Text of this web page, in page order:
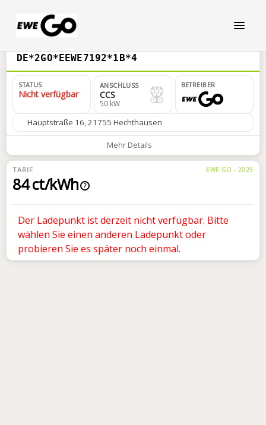
DE*2GO*EEWE7192*1B*4
STATUS
Nicht verfügbar
ANSCHLUSS
CCS
50 kW
BETREIBER
Hauptstraße 16, 21755 Hechthausen
Mehr Details
TARIF EWE GO - 2025
84 ct/kWh ?
Der Ladepunkt ist derzeit nicht verfügbar. Bitte
wählen Sie einen anderen Ladepunkt oder
probieren Sie es später noch einmal.